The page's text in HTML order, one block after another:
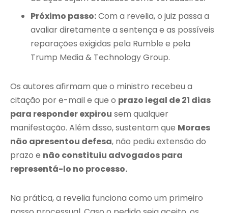
Próximo passo:Com a revelia, o juiz passa a
avaliar diretamente a sentença e as possíveis
reparações exigidas pela Rumble e pela
Trump Media & Technology Group.
Os autores afirmam que o ministro recebeu a
citação por e-mail e que o prazo legal de 21 dias
para responder expirou sem qualquer
manifestação. Além disso, sustentam que Moraes
não apresentou defesa, não pediu extensão do
prazo e não constituiu advogados para
representá-lo no processo.
Na prática, a revelia funciona como um primeiro